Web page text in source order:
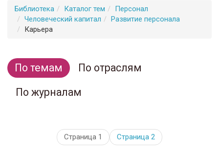
Библиотека Каталог тем
Персонал
Человеческий капитал
Развитие персонала
Карьера
По темам
По отраслям
По журналам
Страница 1 Страница 2